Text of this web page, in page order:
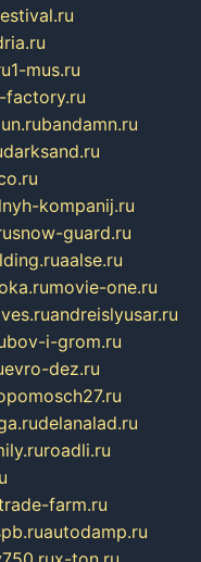
1-mus.ru
factory.ru
bandamn.ru
darksand.ru
kompanij.ru
snow-guard.ru
aalse.ru
movie-one.ru
andreislyusar.ru
i-grom.ru
evro-dez.ru
delanalad.ru
roadli.ru
farm.ru
autodamp.ru